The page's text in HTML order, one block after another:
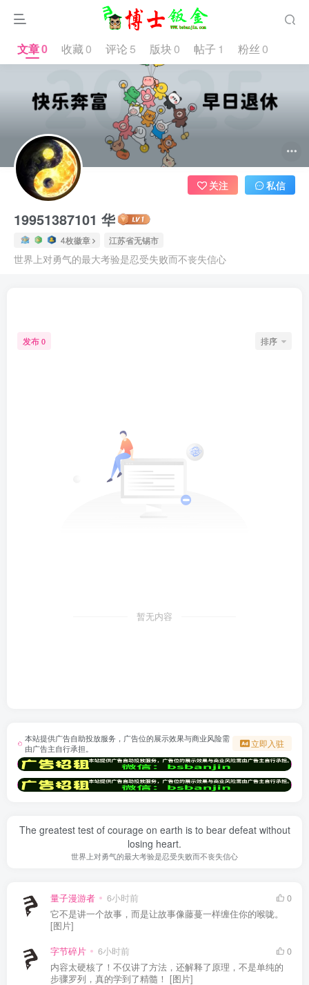
1.4W+
19951387101 华
4枚徽章 江苏省无锡市
世界上对勇气的最大考验是忍受失败而不丧失信心
关注 私信
文章0 收藏 0 评论 5 版块 0 帖子 1 粉丝 0
发布 0 排序
暂无内容
本站提供广告自助投放服务，广告位的展示效果与商业风险需
由广告主自行承担。
立即入驻
The greatest test of courage on earth is to bear defeat without
losing heart.
世界上对勇气的最大考验是忍受失败而不丧失信心
量子漫游者 6小时前
0
它不是讲一个故事，而是让故事像藤蔓一样缠住你的喉咙。
[图片]
字节碎片 6小时前
0
内容太硬核了！不仅讲了方法，还解释了原理，不是单纯的
步骤罗列，真的学到了精髓！ [图片]